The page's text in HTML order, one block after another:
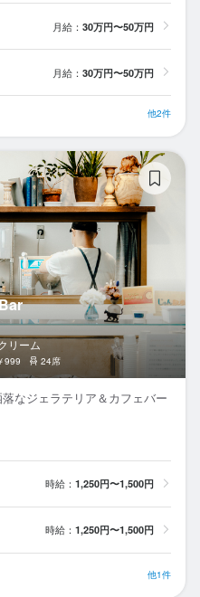
月給： 30万円〜50万円
月給： 30万円〜50万円
他2件
リーム
999 24席
なジェラテリア＆カフェバー
時給： 1,250円〜1,500円
時給： 1,250円〜1,500円
他1件